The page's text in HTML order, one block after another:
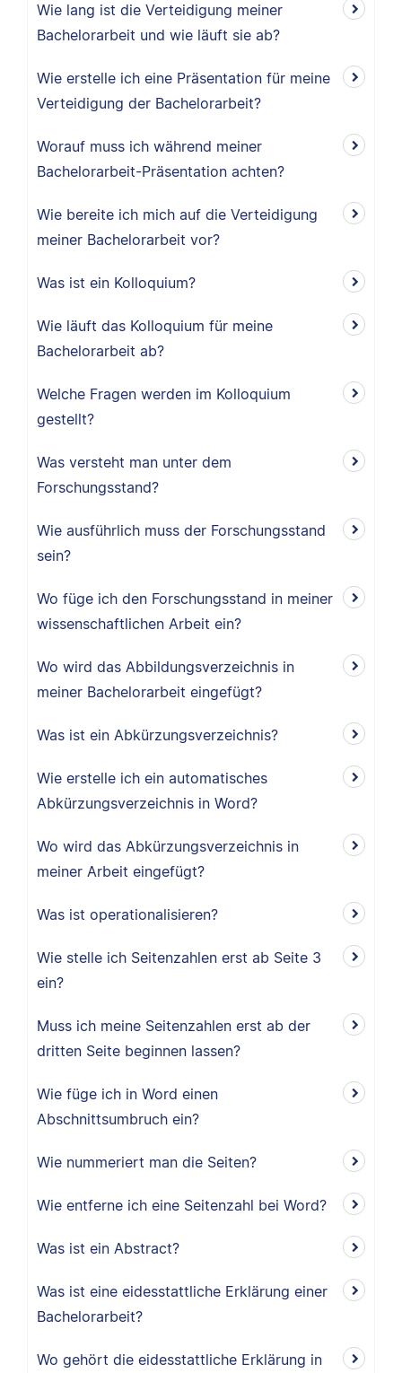
Wie lang ist die Verteidigung meiner
Bachelorarbeit und wie läuft sie ab?
Wie erstelle ich eine Präsentation für meine
Verteidigung der Bachelorarbeit?
Worauf muss ich während meiner
Bachelorarbeit-Präsentation achten?
Wie bereite ich mich auf die Verteidigung
meiner Bachelorarbeit vor?
Was ist ein Kolloquium?
Wie läuft das Kolloquium für meine
Bachelorarbeit ab?
Welche Fragen werden im Kolloquium
gestellt?
Was versteht man unter dem
Forschungsstand?
Wie ausführlich muss der Forschungsstand
sein?
Wo füge ich den Forschungsstand in meiner
wissenschaftlichen Arbeit ein?
Wo wird das Abbildungsverzeichnis in
meiner Bachelorarbeit eingefügt?
Was ist ein Abkürzungsverzeichnis?
Wie erstelle ich ein automatisches
Abkürzungsverzeichnis in Word?
Wo wird das Abkürzungsverzeichnis in
meiner Arbeit eingefügt?
Was ist operationalisieren?
Wie stelle ich Seitenzahlen erst ab Seite 3
ein?
Muss ich meine Seitenzahlen erst ab der
dritten Seite beginnen lassen?
Wie füge ich in Word einen
Abschnittsumbruch ein?
Wie nummeriert man die Seiten?
Wie entferne ich eine Seitenzahl bei Word?
Was ist ein Abstract?
Was ist eine eidesstattliche Erklärung einer
Bachelorarbeit?
Wo gehört die eidesstattliche Erklärung in